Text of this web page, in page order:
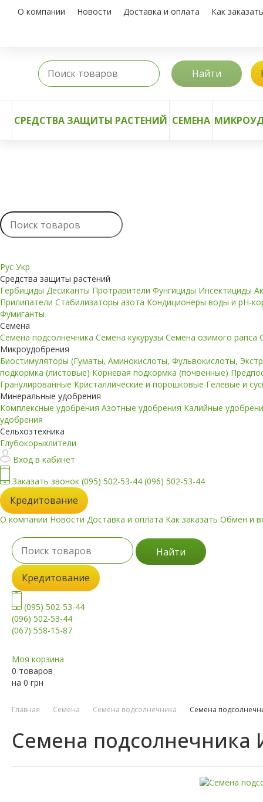
О компании Новости Доставка и оплата Как заказать
Найти
СРЕДСТВА ЗАЩИТЫ РАСТЕНИЙ СЕМЕНА
Рус Укр
Средства защиты растений
Гербициды Десиканты Протравители Фунгициды Инсектициды
Прилипатели Стабилизаторы азота Кондиционеры воды и pH-
Фумиганты
Семена
Семена подсолнечника Семена кукурузы Семена озимого рапса
Микроудобрения
Биостимуляторы (Гуматы, Аминокислоты, Фульвокислоты,
подкормка (листовые) Корневая подкормка (почвенные)
Гранулированные Кристаллические и порошковые Гелевые и
Минеральные удобрения
Комплексные удобрения Азотные удобрения Калийные
удобрения
Сельхозтехника
Глубокорыхлители
Вход в кабинет
Заказать звонок (095) 502-53-44 (096) 502-53-44
Кредитование
О компании Новости Доставка и оплата Как заказать Обмен и
Найти
Кредитование
(095) 502-53-44
(096) 502-53-44
(067) 558-15-87
Моя корзина
0 товаров
на 0 грн
Главная Семена Семена подсолнечника Семена
Семена подсолнечника